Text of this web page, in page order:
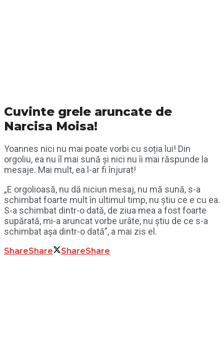
Cuvinte grele aruncate de
Narcisa Moisa!
Yoannes nici nu mai poate vorbi cu soția lui! Din
orgoliu, ea nu îl mai sună și nici nu îi mai răspunde la
mesaje. Mai mult, ea l-ar fi înjurat!
„E orgolioasă, nu dă niciun mesaj, nu mă sună, s-a
schimbat foarte mult în ultimul timp, nu știu ce e cu ea.
S-a schimbat dintr-o dată, de ziua mea a fost foarte
supărată, mi-a aruncat vorbe urâte, nu știu de ce s-a
schimbat așa dintr-o dată”, a mai zis el.
ShareShare ShareShare